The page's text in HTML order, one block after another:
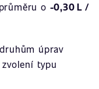
o -0,30 L /
úprav
typu